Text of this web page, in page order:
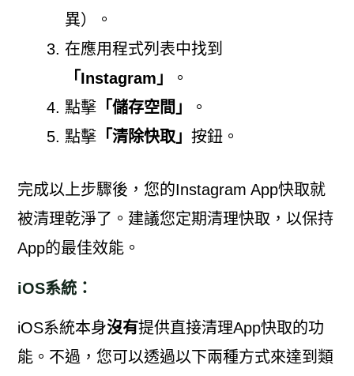
異）。
在應用程式列表中找到
「Instagram」
。
點擊「儲存空間」
。
點擊「清除快取」 按鈕。
完成以上步驟後，您的Instagram App快取就
被清理乾淨了。建議您定期清理快取，以保持
App的最佳效能。
iOS系統：
iOS系統本身沒有提供直接清理App快取的功
能。不過，您可以透過以下兩種方式來達到類